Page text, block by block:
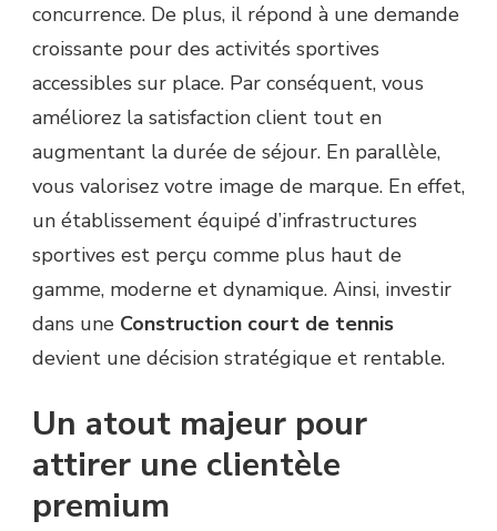
concurrence. De plus, il répond à une demande
croissante pour des activités sportives
accessibles sur place. Par conséquent, vous
améliorez la satisfaction client tout en
augmentant la durée de séjour. En parallèle,
vous valorisez votre image de marque. En effet,
un établissement équipé d’infrastructures
sportives est perçu comme plus haut de
gamme, moderne et dynamique. Ainsi, investir
dans une Construction court de tennis
devient une décision stratégique et rentable.
Un atout majeur pour
attirer une clientèle
premium